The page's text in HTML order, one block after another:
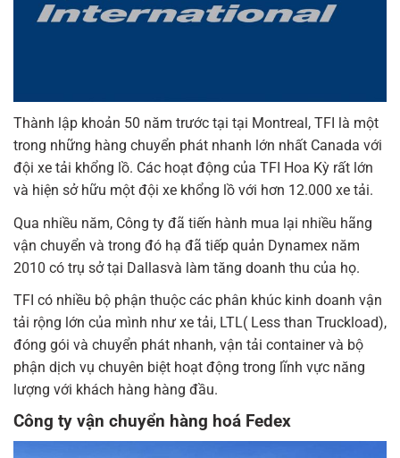
Thành lập khoản 50 năm trước tại tại Montreal, TFI là một
trong những hàng chuyển phát nhanh lớn nhất Canada với
đội xe tải khổng lồ. Các hoạt động của TFI Hoa Kỳ rất lớn
và hiện sở hữu một đội xe khổng lồ với hơn 12.000 xe tải.
Qua nhiều năm, Công ty đã tiến hành mua lại nhiều hãng
vận chuyển và trong đó hạ đã tiếp quản Dynamex năm
2010 có trụ sở tại Dallasvà làm tăng doanh thu của họ.
TFI có nhiều bộ phận thuộc các phân khúc kinh doanh vận
tải rộng lớn của mình như xe tải, LTL( Less than Truckload),
đóng gói và chuyển phát nhanh, vận tải container và bộ
phận dịch vụ chuyên biệt hoạt động trong lĩnh vực năng
lượng với khách hàng hàng đầu.
Công ty vận chuyển hàng hoá Fedex